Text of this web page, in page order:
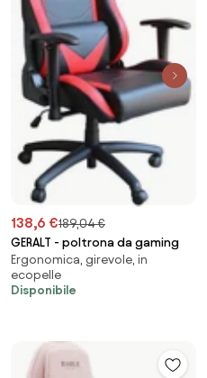
138,6 €189,04 €
GERALT - poltrona da gaming
Ergonomica, girevole, in
ecopelle
Disponibile